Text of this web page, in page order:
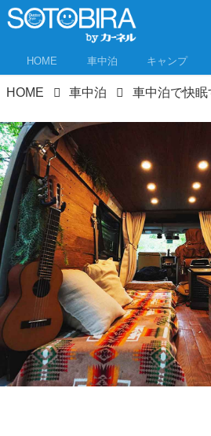
HOME 車中泊 キャンプ
HOME 車中泊